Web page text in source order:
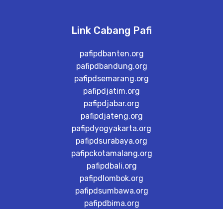
Link Cabang Pafi
pafipdbanten.org
pafipdbandung.org
pafipdsemarang.org
pafipdjatim.org
pafipdjabar.org
pafipdjateng.org
pafipdyogyakarta.org
pafipdsurabaya.org
pafipckotamalang.org
pafipdbali.org
pafipdlombok.org
pafipdsumbawa.org
pafipdbima.org